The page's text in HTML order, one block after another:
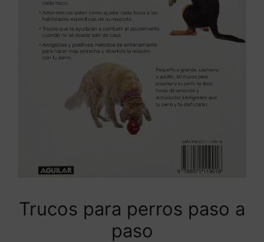
Trucos para perros paso a
paso